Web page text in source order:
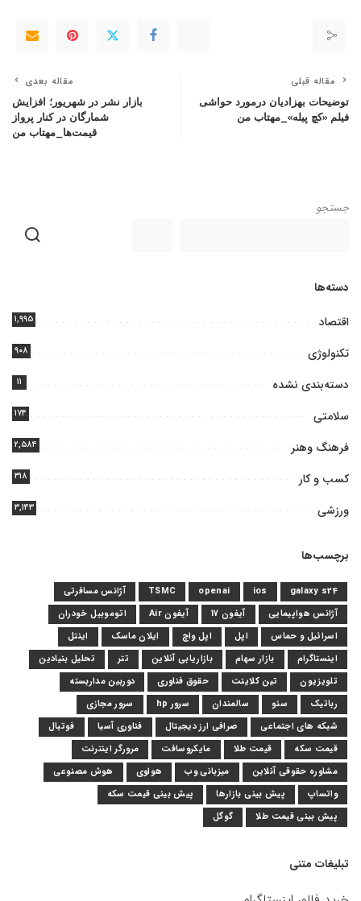
مقاله قبلی
توضیحات بهزادیان درمورد حواشی
فیلم «کچ پیله»_مهتاب من
مقاله بعدی
بازار نشر در شهریور؛ افزایش
شمارگان در کنار پرواز
قیمت‌ها_مهتاب من
جستجو
دسته‌ها
اقتصاد ۱,۹۹۵
تکنولوژی ۹۰۸
دسته‌بندی نشده ۱۱
سلامتی ۱۷۴
فرهنگ وهنر ۲,۵۸۴
کسب و کار ۳۱۸
ورزشی ۳,۱۴۳
برچسب‌ها
galaxy s24
ios
openai
TSMC
آژانس مسافرتی
آژانس هواپیمایی
آیفون 17 آیفون Air
اتوموبیل خودران
اسرائیل و حماس
اپل اپل واچ ایلان ماسک
اینتل
اینستاگرام
بازار سهام بازاریابی آنلاین تتر
تحلیل بنیادین
تلویزیون
تین کلاینت حقوق فناوری
دوربین مداربسته
رباتیک
سئو سالمندان سرور hp
سرور مجازی
شبکه های اجتماعی
صرافی ارز دیجیتال فناوری آسیا
فوتبال
قیمت سکه
قیمت طلا مایکروسافت
مرورگر اینترنت
مشاوره حقوقی آنلاین
میزبانی وب هواوی
هوش مصنوعی
واتساپ
پیش بینی بازارها
پیش بینی قیمت سکه
پیش بینی قیمت طلا
گوگل
تبلیغات متنی